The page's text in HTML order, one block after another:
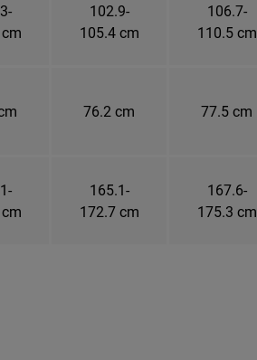
102.9-
105.4 cm
106.7-
110.5 cm
76.2 cm 77.5 cm
165.1-
172.7 cm
167.6-
175.3 cm